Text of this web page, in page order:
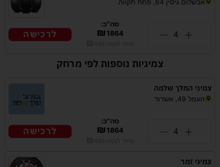
סה"כ:
₪ 1864 לרכישה
צמיגיות נוספות לפי מרחק
צמיגי המלך שלמה
העמל 49, אשדוד
סה"כ:
₪ 1864 לרכישה
צמיגי זמר